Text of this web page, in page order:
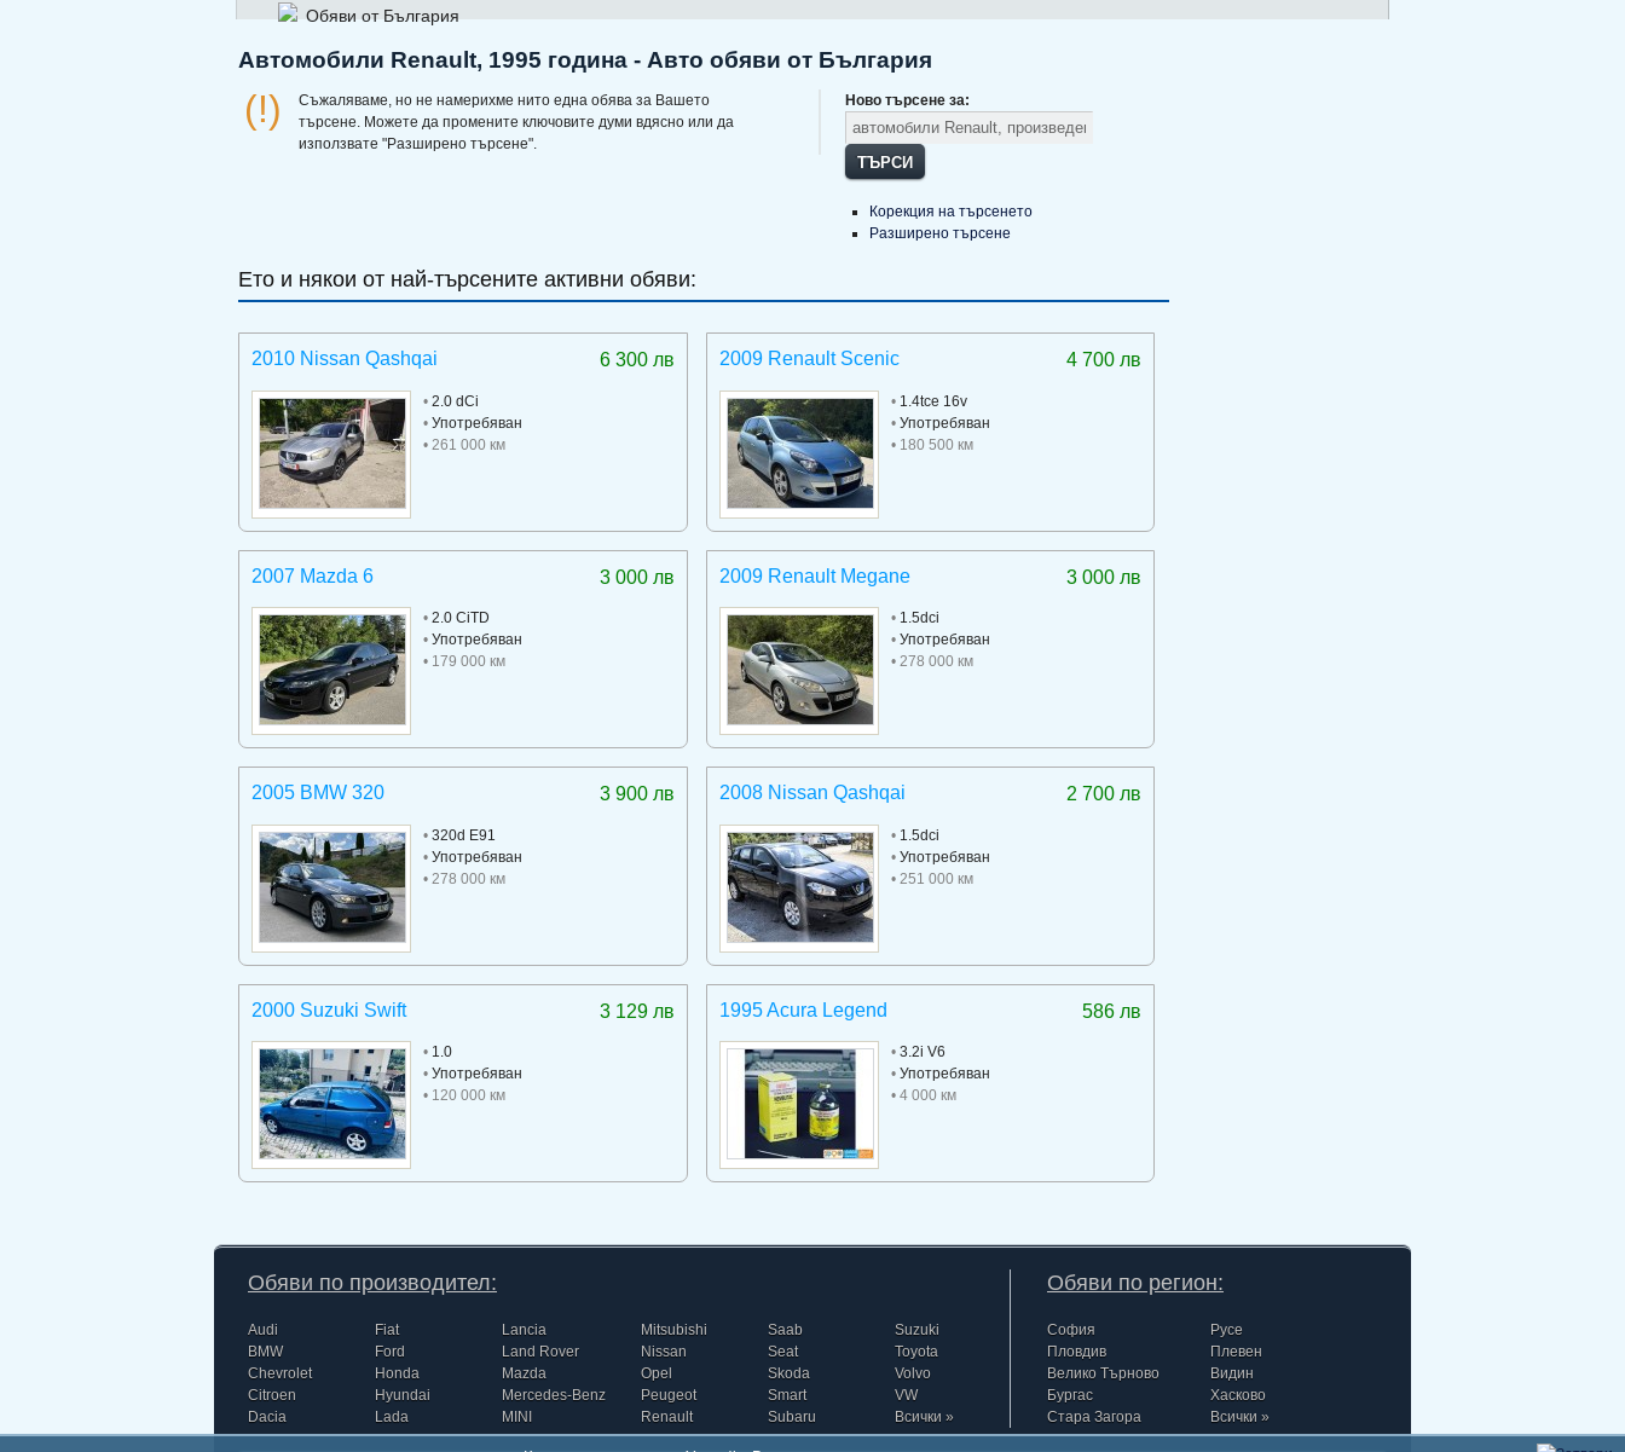
Обяви от България
Автомобили Renault, 1995 година - Авто обяви от България
(!)
Съжаляваме, но не намерихме нито една обява за Вашето
търсене. Можете да промените ключовите думи вдясно или да
използвате "Разширено търсене".
Ново търсене за:
ТЪРСИ
Корекция на търсенето
Разширено търсене
Ето и някои от най-търсените активни обяви:
6 300 лв
2010 Nissan Qashqai
• 2.0 dCi
• Употребяван
• 261 000 км
4 700 лв
2009 Renault Scenic
•1.4tce 16v
•Употребяван
• 180 500 км
3 000 лв
2007 Mazda 6
• 2.0 CiTD
• Употребяван
• 179 000 км
3 000 лв
2009 Renault Megane
•1.5dci
•Употребяван
• 278 000 км
3 900 лв
2005 BMW 320
• 320d E91
• Употребяван
• 278 000 км
2 700 лв
2008 Nissan Qashqai
•1.5dci
•Употребяван
• 251 000 км
3 129 лв
2000 Suzuki Swift
• 1.0
• Употребяван
• 120 000 км
586 лв
1995 Acura Legend
•3.2i V6
•Употребяван
• 4 000 км
Обяви по производител:
Audi
BMW
Chevrolet
Citroen
Dacia
Fiat
Ford
Honda
Hyundai
Lada
Lancia
Land Rover
Mazda
Mercedes-Benz
MINI
Mitsubishi
Nissan
Opel
Peugeot
Renault
Saab
Seat
Skoda
Smart
Subaru
Suzuki
Toyota
Volvo
VW
Всички »
Обяви по регион:
София
Пловдив
Велико Търново
Бургас
Стара Загора
Русе
Плевен
Видин
Хасково
Всички »